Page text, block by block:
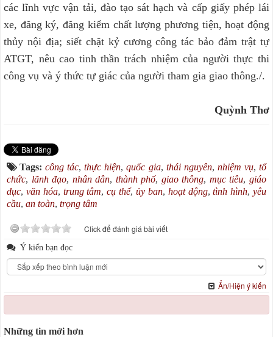
các lĩnh vực vận tải, đào tạo sát hạch và cấp giấy phép lái
xe, đăng ký, đăng kiểm chất lượng phương tiện, hoạt động
thủy nội địa; siết chặt kỷ cương công tác bảo đảm trật tự
ATGT, nêu cao tinh thần trách nhiệm của người thực thi
công vụ và ý thức tự giác của người tham gia giao thông./.
Quỳnh Thơ
Tags:công tác,thực hiện,quốc gia, thái nguyên, nhiệm vụ,tổ
chức, lãnh đạo, nhân dân, thành phố, giao thông, mục tiêu,giáo
dục, văn hóa, trung tâm,cụ thể,ủy ban, hoạt động,tình hình,yêu
cầu, an toàn, trọng tâm
Click để đánh giá bài viết
Ý kiến bạn đọc
Ẩn/Hiện ý kiến
Những tin mới hơn